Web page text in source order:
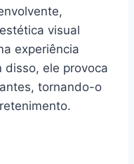
visual
experiência
disso, ele provoca
tornando-o